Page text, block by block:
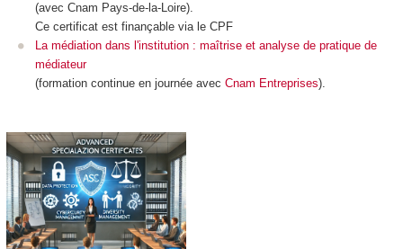
(avec Cnam Pays-de-la-Loire).
Ce certificat est finançable via le CPF
La médiation dans l'institution : maîtrise et analyse de pratique de
médiateur
(formation continue en journée avec Cnam Entreprises).